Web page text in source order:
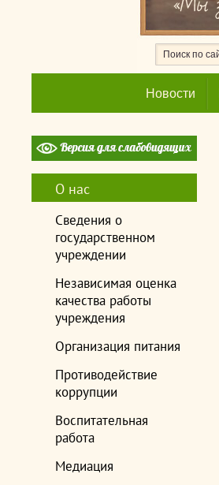
Новости
О нас
Сведения о
государственном
учреждении
Независимая оценка
качества работы
учреждения
Организация питания
Противодействие
коррупции
Воспитательная
работа
Медиация